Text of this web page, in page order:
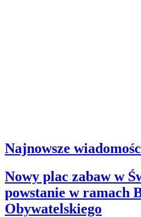
Najnowsze
Nowy plac zabaw w
powstanie w ramach
Obywatelskiego